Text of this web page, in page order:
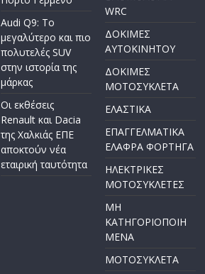
Audi Q9: Το
μεγαλύτερο και πιο
πολυτελές SUV
στην ιστορία της
μάρκας
Οι εκθέσεις
Renault και Dacia
της Χαλκιάς ΕΠΕ
αποκτούν νέα
εταιρική ταυτότητα
WRC
ΔΟΚΙΜΕΣ
ΑΥΤΟΚΙΝΗΤΟΥ
ΔΟΚΙΜΕΣ
ΜΟΤΟΣΥΚΛΕΤΑ
ΕΛΑΣΤΙΚΑ
ΕΠΑΓΓΕΛΜΑΤΙΚΑ
ΕΛΑΦΡΑ ΦΟΡΤΗΓΑ
ΗΛΕΚΤΡΙΚΕΣ
ΜΟΤΟΣΥΚΛΕΤΕΣ
ΜΗ
ΚΑΤΗΓΟΡΙΟΠΟΙΗ
ΜΕΝΑ
ΜΟΤΟΣΥΚΛΕΤΑ